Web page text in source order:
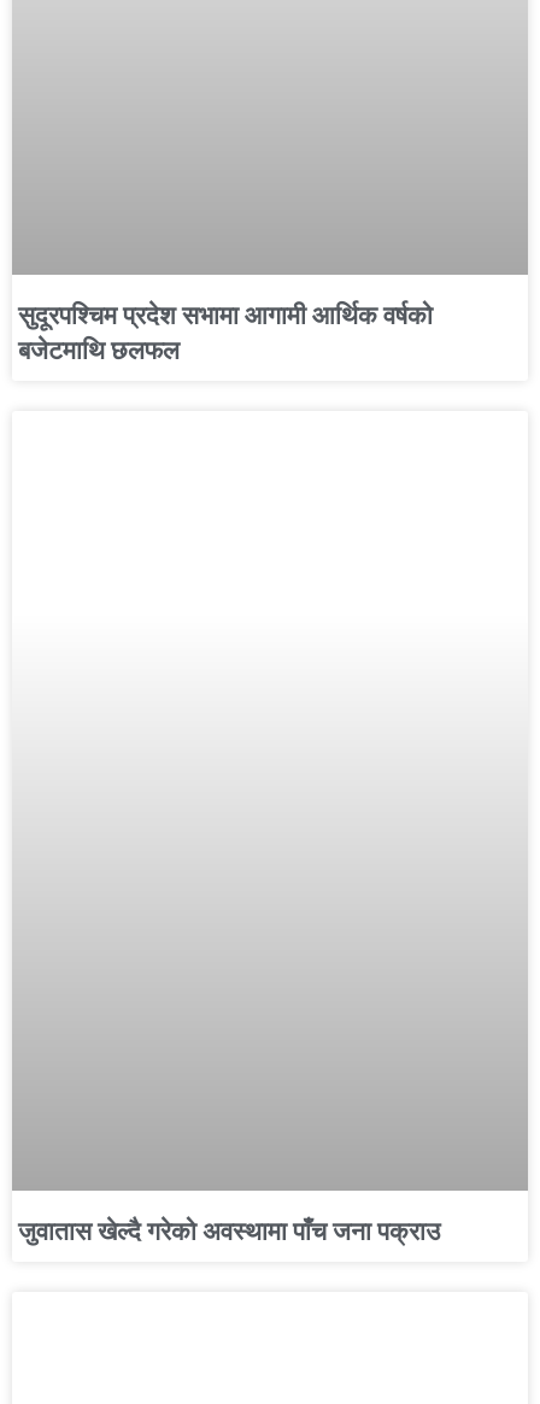
सुदूरपश्चिम प्रदेश सभामा आगामी आर्थिक वर्षको
बजेटमाथि छलफल
जुवातास खेल्दै गरेको अवस्थामा पाँच जना पक्राउ